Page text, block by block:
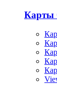
Карты